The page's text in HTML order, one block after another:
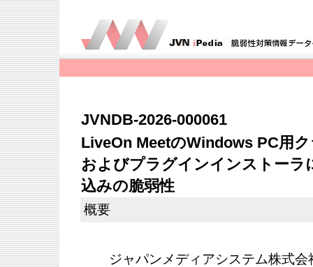
JVNDB-2026-000061
LiveOn MeetのWindows PC用
およびプラグインインストーラ
込みの脆弱性
概要
ジャパンメディアシステム株式